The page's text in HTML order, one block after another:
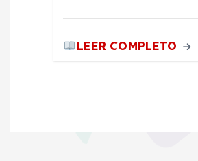
LEER COMPLETO